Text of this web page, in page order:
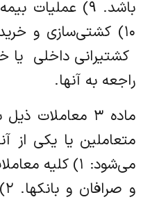
باشد. ۹)
۱۰) کشتی‌سازی و
کشتیرانی داخلی
راجعه به آنها.
ماده ۳ معاملات
متعاملین یا یکی از
می‌شود: ۱) کلیه